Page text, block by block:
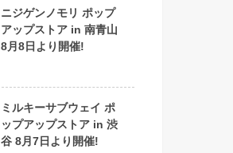
ニジゲンノモリ ポップ
アップストア in 南青山
8月8日より開催!
ミルキーサブウェイ ポ
ップアップストア in 渋
谷 8月7日より開催!